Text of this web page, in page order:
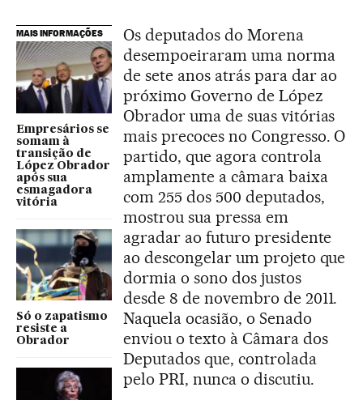
MAIS INFORMAÇÕES
Empresários se
somam à
transição de
López Obrador
após sua
esmagadora
vitória
Só o zapatismo
resiste a
Obrador
Os deputados do Morena
desempoeiraram uma norma
de sete anos atrás para dar ao
próximo Governo de López
Obrador uma de suas vitórias
mais precoces no Congresso. O
partido, que agora controla
amplamente a câmara baixa
com 255 dos 500 deputados,
mostrou sua pressa em
agradar ao futuro presidente
ao descongelar um projeto que
dormia o sono dos justos
desde 8 de novembro de 2011.
Naquela ocasião, o Senado
enviou o texto à Câmara dos
Deputados que, controlada
pelo PRI, nunca o discutiu.